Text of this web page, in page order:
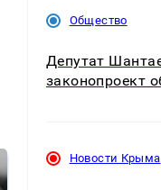
Общество
Депутат
законопроект
Новости Крыма